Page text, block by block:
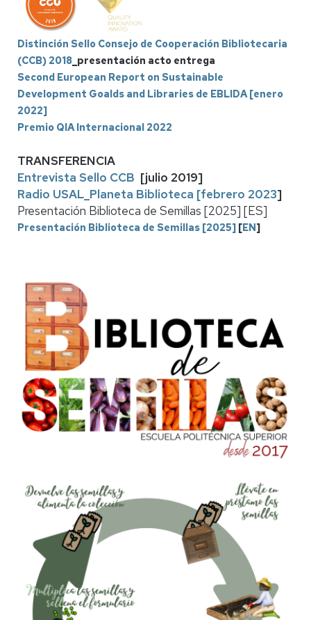
Distinción Sello Consejo de Cooperación Bibliotecaria
(CCB) 2018 _presentación acto entrega
Second European Report on Sustainable
Development Goalds and Libraries de EBLIDA [enero
2022]
Premio QIA Internacional 2022
TRANSFERENCIA
Entrevista Sello CCB [julio 2019]
Radio USAL_Planeta Biblioteca [febrero 2023]
Presentación Biblioteca de Semillas [2025] [ES]
Presentación Biblioteca de Semillas [2025] [EN]